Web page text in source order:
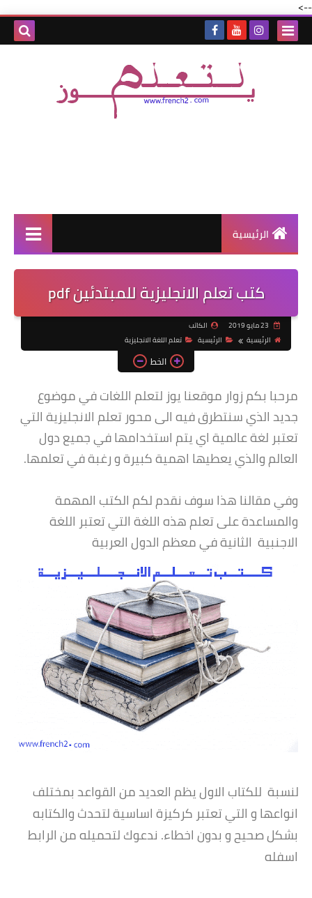
-->
الرئيسية
كتب تعلم الانجليزية للمبتدئين pdf
الكاتب
الرئيسية
الرئيسية تعلم اللغة الانجليزية
الخط
مرحبا بكم زوار موقعنا يوز لتعلم اللغات في موضوع
جديد الذي سنتطرق فيه الى محور تعلم الانجليزية التي
تعتبر لغة عالمية اي يتم استخدامها في جميع دول
العالم والذي يعطيها اهمية كبيرة و رغبة في تعلمها.
وفي مقالنا هذا سوف نقدم لكم الكتب المهمة
والمساعدة على تعلم هذه اللغة التي تعتبر اللغة
الاجنبية الثانية في معظم الدول العربية
بالنسبة للكتاب الاول يظم العديد من القواعد بمختلف
انواعها و التي تعتبر كركيزة اساسية لتحدث والكتابه
بشكل صحيح و بدون اخطاء. ندعوك لتحميله من الرابط
اسفله